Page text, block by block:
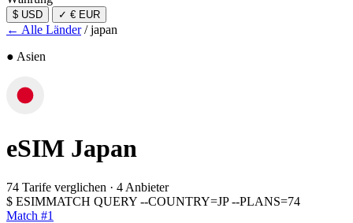
$ USD ✓ € EUR
← Alle Länder / japan
● Asien
eSIM Japan
74 Tarife verglichen · 4 Anbieter
$ ESIMMATCH QUERY --COUNTRY=JP --PLANS=74
Match #1